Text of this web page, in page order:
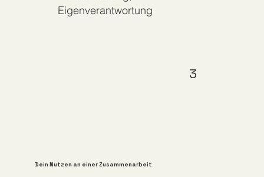
Eigenverantwortung
3
Dein Nutzen an einer Zusammenarbeit